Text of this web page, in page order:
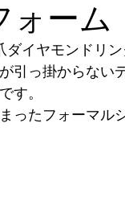
ォーム
ダイヤモンドリ
引っ掛からない
す。
ったフォーマル